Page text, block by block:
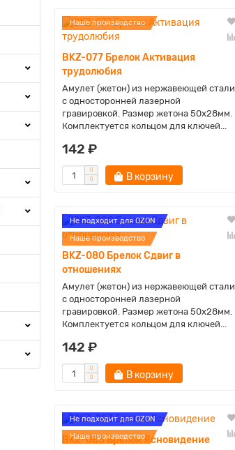
Наше производство
BKZ-077 Брелок Активация
трудолюбия
Амулет (жетон) из нержавеющей стали
с односторонней лазерной
гравировкой. Размер жетона 50х28мм.
Комплектуется кольцом для ключей...
142 ₽
В корзину
Не подходит для OZON
Наше производство
BKZ-080 Брелок Сдвиг в
отношениях
Амулет (жетон) из нержавеющей стали
с односторонней лазерной
гравировкой. Размер жетона 50х28мм.
Комплектуется кольцом для ключей...
142 ₽
В корзину
Не подходит для OZON
Наше производство
BKZ-083 Брелок Ясновидение